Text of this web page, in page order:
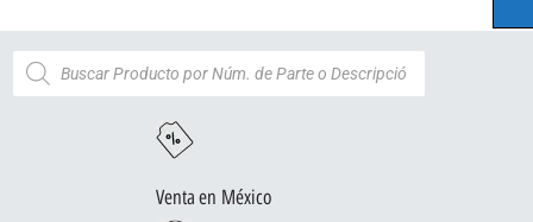
Venta en México